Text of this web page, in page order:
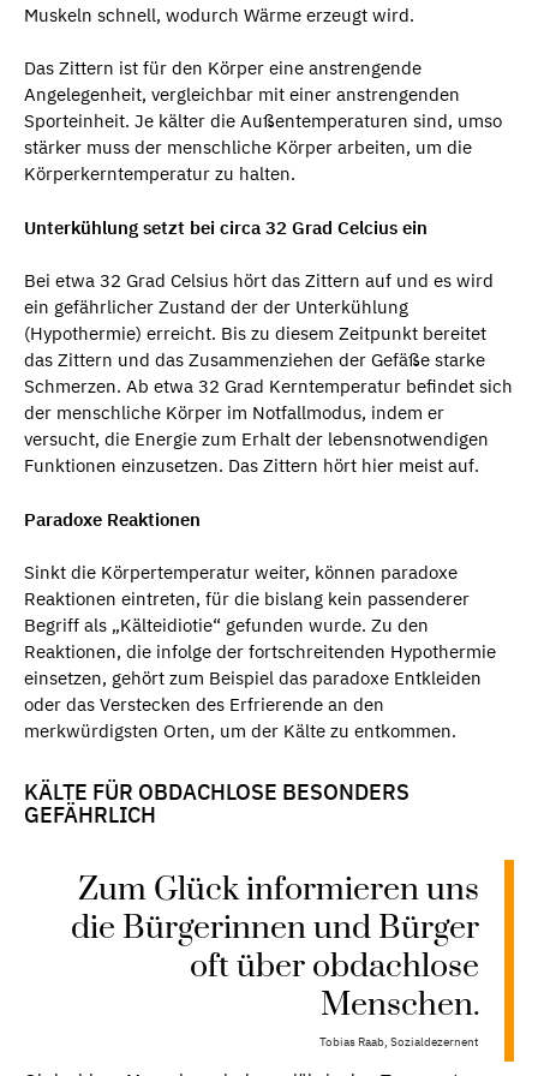
Muskeln schnell, wodurch Wärme erzeugt wird.
Das Zittern ist für den Körper eine anstrengende
Angelegenheit, vergleichbar mit einer anstrengenden
Sporteinheit. Je kälter die Außentemperaturen sind, umso
stärker muss der menschliche Körper arbeiten, um die
Körperkerntemperatur zu halten.
Unterkühlung setzt bei circa 32 Grad Celcius ein
Bei etwa 32 Grad Celsius hört das Zittern auf und es wird
ein gefährlicher Zustand der der Unterkühlung
(Hypothermie) erreicht. Bis zu diesem Zeitpunkt bereitet
das Zittern und das Zusammenziehen der Gefäße starke
Schmerzen. Ab etwa 32 Grad Kerntemperatur befindet sich
der menschliche Körper im Notfallmodus, indem er
versucht, die Energie zum Erhalt der lebensnotwendigen
Funktionen einzusetzen. Das Zittern hört hier meist auf.
Paradoxe Reaktionen
Sinkt die Körpertemperatur weiter, können paradoxe
Reaktionen eintreten, für die bislang kein passenderer
Begriff als „Kälteidiotie“ gefunden wurde. Zu den
Reaktionen, die infolge der fortschreitenden Hypothermie
einsetzen, gehört zum Beispiel das paradoxe Entkleiden
oder das Verstecken des Erfrierende an den
merkwürdigsten Orten, um der Kälte zu entkommen.
KÄLTE FÜR OBDACHLOSE BESONDERS
GEFÄHRLICH
Zum Glück informieren uns
die Bürgerinnen und Bürger
oft über obdachlose
Menschen.
Tobias Raab, Sozialdezernent